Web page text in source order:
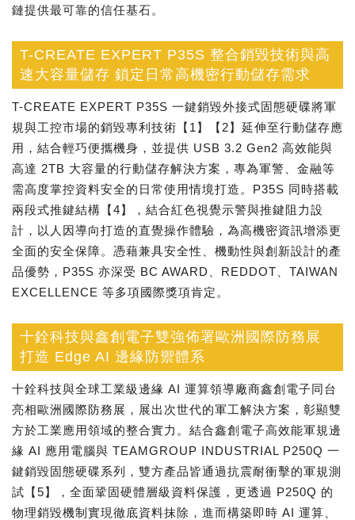
鏈提供最可靠的信任基石。
T-CREATE EXPERT P35S 整合銷毀技術與高
速大容量儲存 鎖定日常高機密行動儲存需求
T-CREATE EXPERT P35S 一鍵銷毀外接式固態硬碟將軍
規與工控市場的銷毀專利技術【1】【2】延伸至行動儲存應
用，結合輕巧便攜機身，並提供 USB 3.2 Gen2 高效能與
高達 2TB 大容量的行動儲存解決方案，專為軍警、金融等
需高度掌控資料安全的日常使用情境打造。P35S 同時搭載
兩段式推鍵結構【4】，結合紅色視覺示警與推鍵阻力設
計，以人因導向打造的直覺操作體驗，為高機密資訊增添更
全面的安全保障。憑藉兼具安全性、機動性與創新設計的產
品優勢，P35S 亦深受 BC AWARD、REDDOT、TAIWAN
EXCELLENCE 等多項國際獎項肯定。
十銓科技與鑫創電子雙強佈署歐洲國際防務展
打造 Edge AI 邊緣防禦體系
十銓科技與全球工業級邊緣 AI 運算領導廠商鑫創電子同台
亮相歐洲國際防務展，展出次世代的軍工解決方案，彰顯雙
方於工業應用領域的整合實力。結合鑫創電子高效能軍規邊
緣 AI 應用電腦與 TEAMGROUP INDUSTRIAL P250Q 一
鍵銷毀固態硬碟系列，雙方產品皆通過抗震耐衝擊的軍規測
試【5】，全面鞏固硬體層級資料保護，更透過 P250Q 的
物理銷毀機制實現徹底資料抹除，進而構築即時 AI 運算、